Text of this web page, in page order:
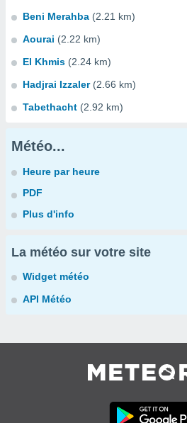
Beni Merahba (2.21 km)
Aourai (2.22 km)
El Khmis (2.24 km)
Hadjrai Izzaler (2.66 km)
Tabethacht (2.92 km)
Météo...
Heure par heure
PDF
Plus d'info
La météo sur votre site
Widget météo
API Météo